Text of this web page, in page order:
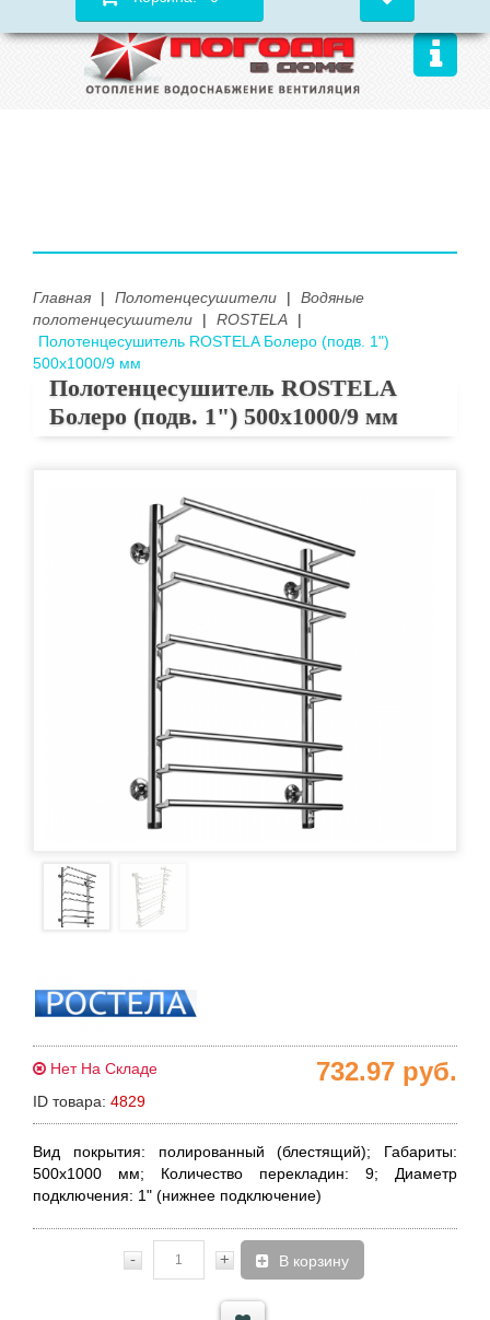
Главная | Полотенцесушители |
Водяные
полотенцесушители
| ROSTELA
|
Полотенцесушитель ROSTELA Болеро (подв. 1")
500х1000/9 мм
Полотенцесушитель ROSTELA
Болеро (подв. 1") 500х1000/9 мм
Нет На Складе
ID товара: 4829
732.97 руб.
Вид покрытия: полированный (блестящий); Габариты:
500х1000 мм; Количество перекладин: 9;
Диаметр
подключения: 1" (нижнее подключение)
- + В корзину